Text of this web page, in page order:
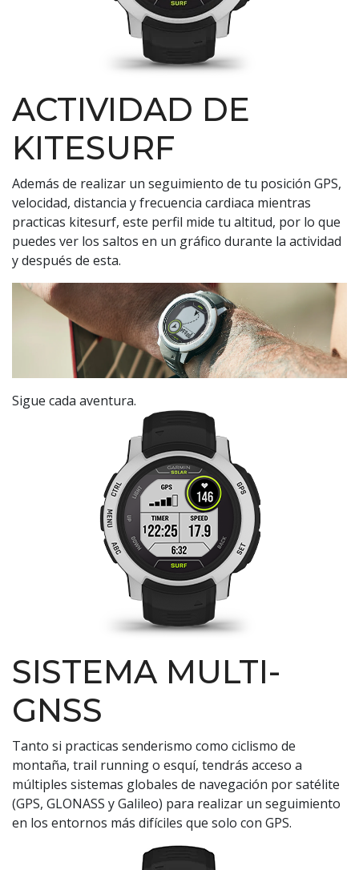
ACTIVIDAD DE
KITESURF
Además de realizar un seguimiento de tu posición GPS,
velocidad, distancia y frecuencia cardiaca mientras
practicas kitesurf, este perfil mide tu altitud, por lo que
puedes ver los saltos en un gráfico durante la actividad
y después de esta.
Sigue cada aventura.
SISTEMA MULTI-
GNSS
Tanto si practicas senderismo como ciclismo de
montaña, trail running o esquí, tendrás acceso a
múltiples sistemas globales de navegación por satélite
(GPS, GLONASS y Galileo) para realizar un seguimiento
en los entornos más difíciles que solo con GPS.